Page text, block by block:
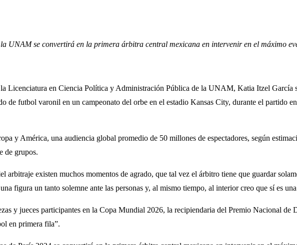
UNAM se convertirá en la primera árbitra central mexicana en intervenir en el máximo
Licenciatura en Ciencia Política y Administración Pública de la UNAM, Katia Itzel García
de futbol varonil en un campeonato del orbe en el estadio Kansas City, durante el partido
y América, una audiencia global promedio de 50 millones de espectadores, según
de grupos.
existen muchos momentos de agrado, que tal vez el árbitro tiene que guardar
figura un tanto solemne ante las personas y, al mismo tiempo, al interior creo que sí es
y jueces participantes en la Copa Mundial 2026, la recipiendaria del Premio Nacional de
en primera fila”.